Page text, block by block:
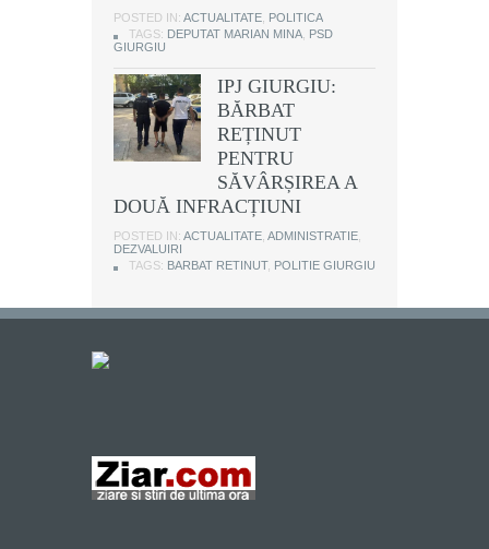
POSTED IN: ACTUALITATE POLITICA
TAGS: DEPUTAT MARIAN MINA PSD
GIURGIU
IPJ GIURGIU:
BĂRBAT
REȚINUT
PENTRU
SĂVÂRȘIREA A
DOUĂ INFRACȚIUNI
POSTED IN: ACTUALITATE ADMINISTRATIE
DEZVALUIRI
TAGS: BARBAT RETINUT, POLITIE GIURGIU